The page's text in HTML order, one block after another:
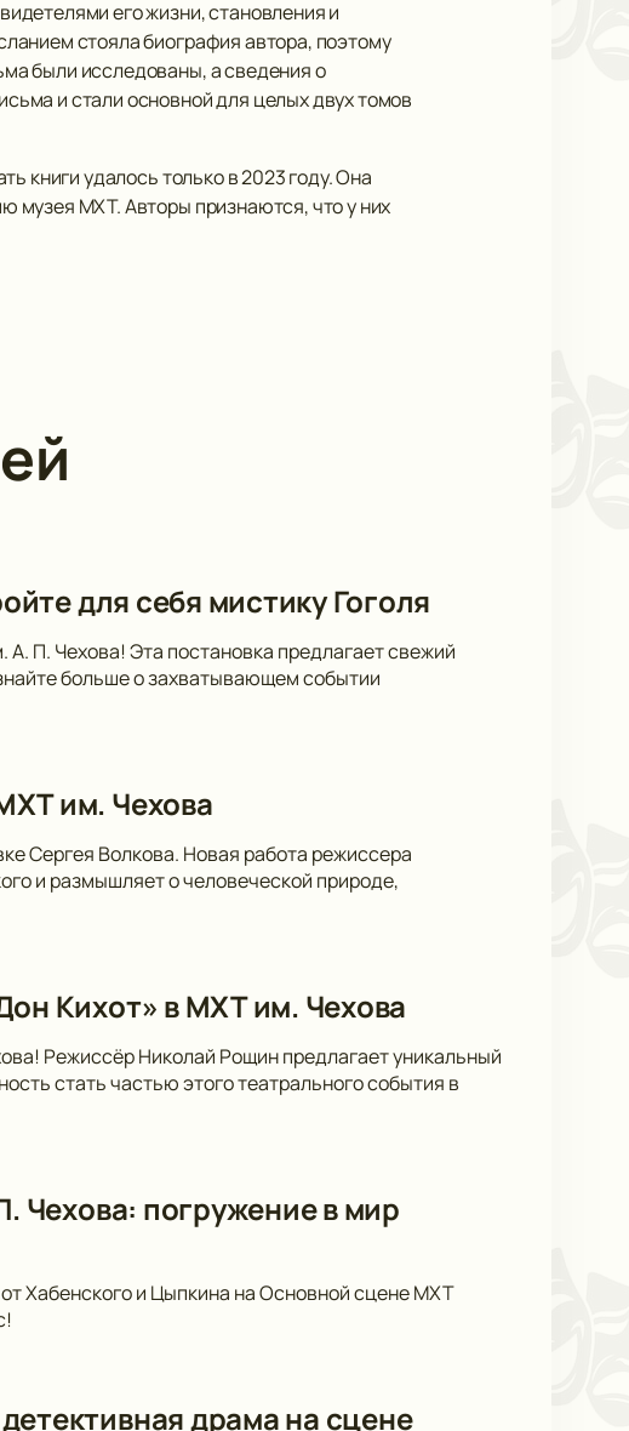
его жизни, становления и
стояла биография автора, поэтому
были исследованы, а сведения о
и стали основной для целых двух томов
книги удалось только в 2023 году. Она
музея МХТ. Авторы признаются, что у них
для себя мистику Гоголя
П. Чехова! Эта постановка предлагает свежий
больше о захватывающем событии
им. Чехова
Сергея Волкова. Новая работа режиссера
и размышляет о человеческой природе,
Кихот» в МХТ им. Чехова
Режиссёр Николай Рощин предлагает уникальный
стать частью этого театрального события в
Чехова: погружение в мир
Хабенского и Цыпкина на Основной сцене МХТ
драма на сцене